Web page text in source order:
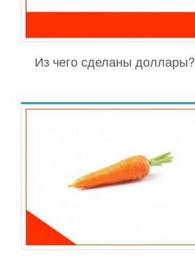
Из чего сделаны доллары?